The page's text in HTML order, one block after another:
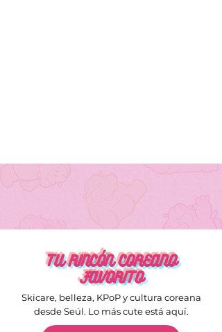
TU RINCÓN COREANO
FAVORITO
Skicare, belleza, KPoP y cultura coreana
desde Seúl. Lo más cute está aquí.